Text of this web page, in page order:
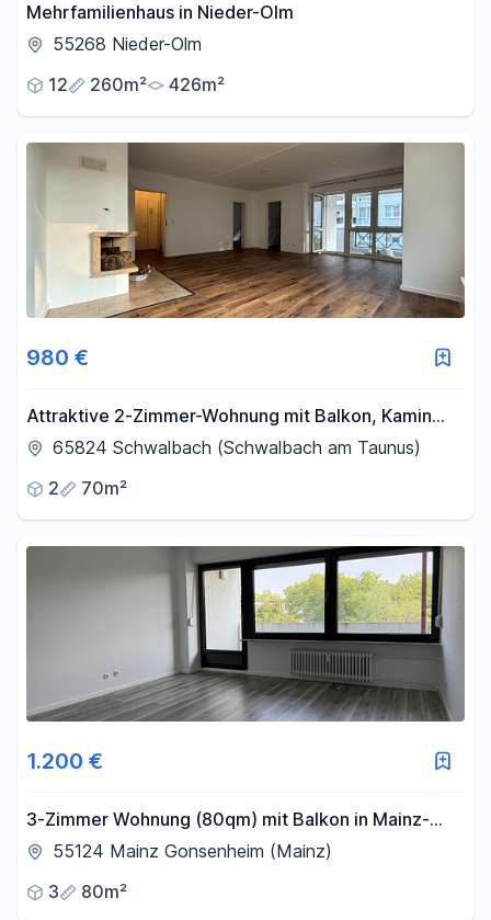
Mehrfamilienhaus in Nieder-Olm
55268 Nieder-Olm
12
260m² 426m²
980 €
Attraktive 2-Zimmer-Wohnung mit Balkon, Kamin
und optionaler Garage
65824 Schwalbach (Schwalbach am Taunus)
2
70m²
1.200 €
3-Zimmer Wohnung (80qm) mit Balkon in Mainz-
Gonsenheim
55124 Mainz Gonsenheim (Mainz)
3
80m²